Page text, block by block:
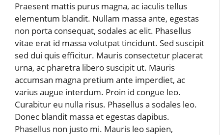
Praesent mattis purus magna, ac iaculis tellus
elementum blandit. Nullam massa ante, egestas
non porta consequat, sodales ac elit. Phasellus
vitae erat id massa volutpat tincidunt. Sed suscipit
sed dui quis efficitur. Mauris consectetur placerat
urna, ac pharetra libero suscipit ut. Mauris
accumsan magna pretium ante imperdiet, ac
varius augue interdum. Proin id congue leo.
Curabitur eu nulla risus. Phasellus a sodales leo.
Donec blandit massa et egestas dapibus.
Phasellus non justo mi. Mauris leo sapien,